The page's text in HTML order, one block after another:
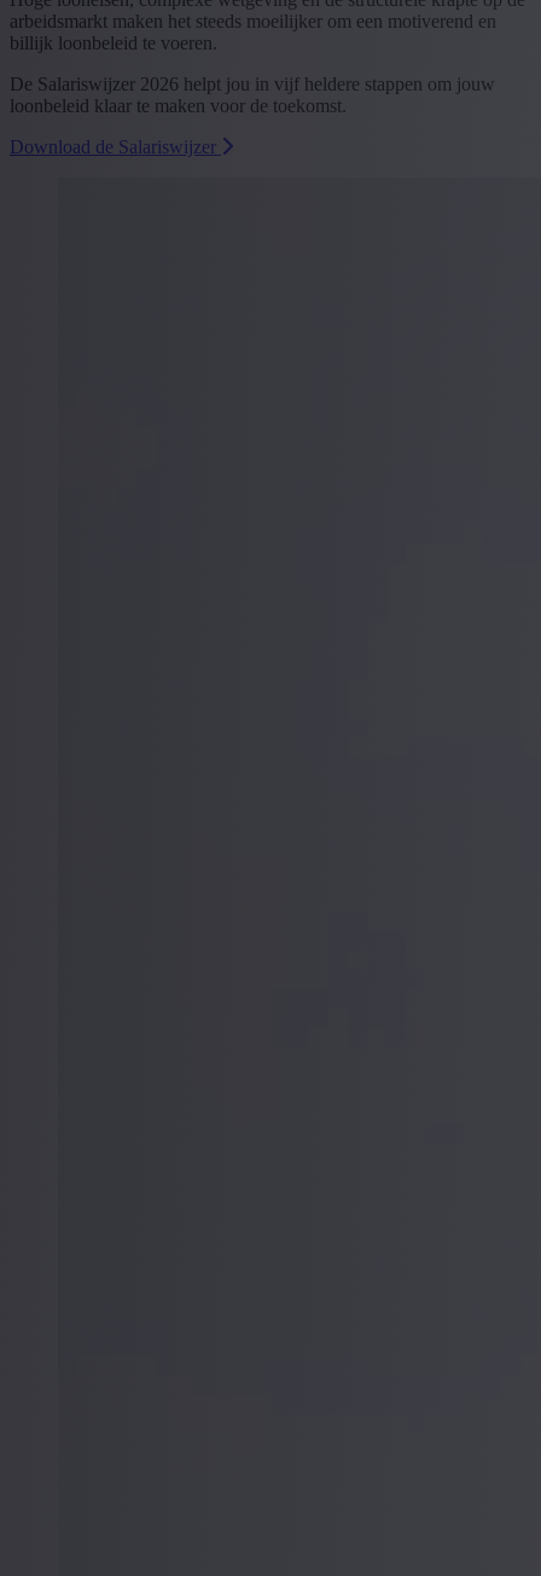
arbeidsmarkt maken het steeds moeilijker om een motiverend en
billijk loonbeleid te voeren.
De Salariswijzer 2026 helpt jou in vijf heldere stappen om jouw
loonbeleid klaar te maken voor de toekomst.
Download de Salariswijzer